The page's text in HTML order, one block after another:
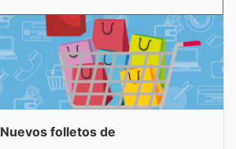
Nuevos folletos de